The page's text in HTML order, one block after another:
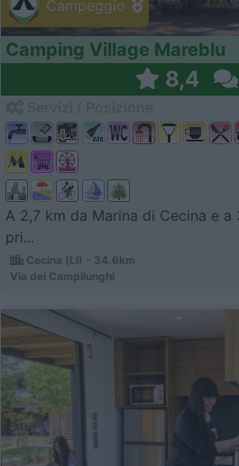
Campeggio
Camping Village Mareblu
8,4
A 2,7 km da Marina di Cecina e
pri...
Cecina (LI) - 34.6km
Via dei Campilunghi